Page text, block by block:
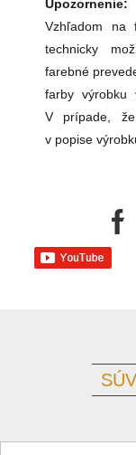
Upozornenie:
Vzhľadom na
technicky
farebné
farby
V prípade,
v popise